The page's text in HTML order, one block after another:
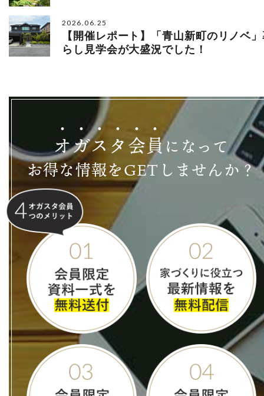
2026.06.25
【開催レポート】「青山新町のリノベ
らし見学会が大盛況でした！
オガス タ会員になって
お得な情報をGETしませんか？